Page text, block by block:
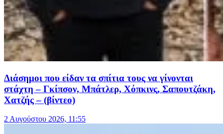
Διάσημοι που είδαν τα σπίτια τους να γίνονται
στάχτη – Γκίπσον, Μπάτλερ, Χόπκινς, Σαπουτζάκη,
Χατζής – (βίντεο)
2 Αυγούστου 2026, 11:55